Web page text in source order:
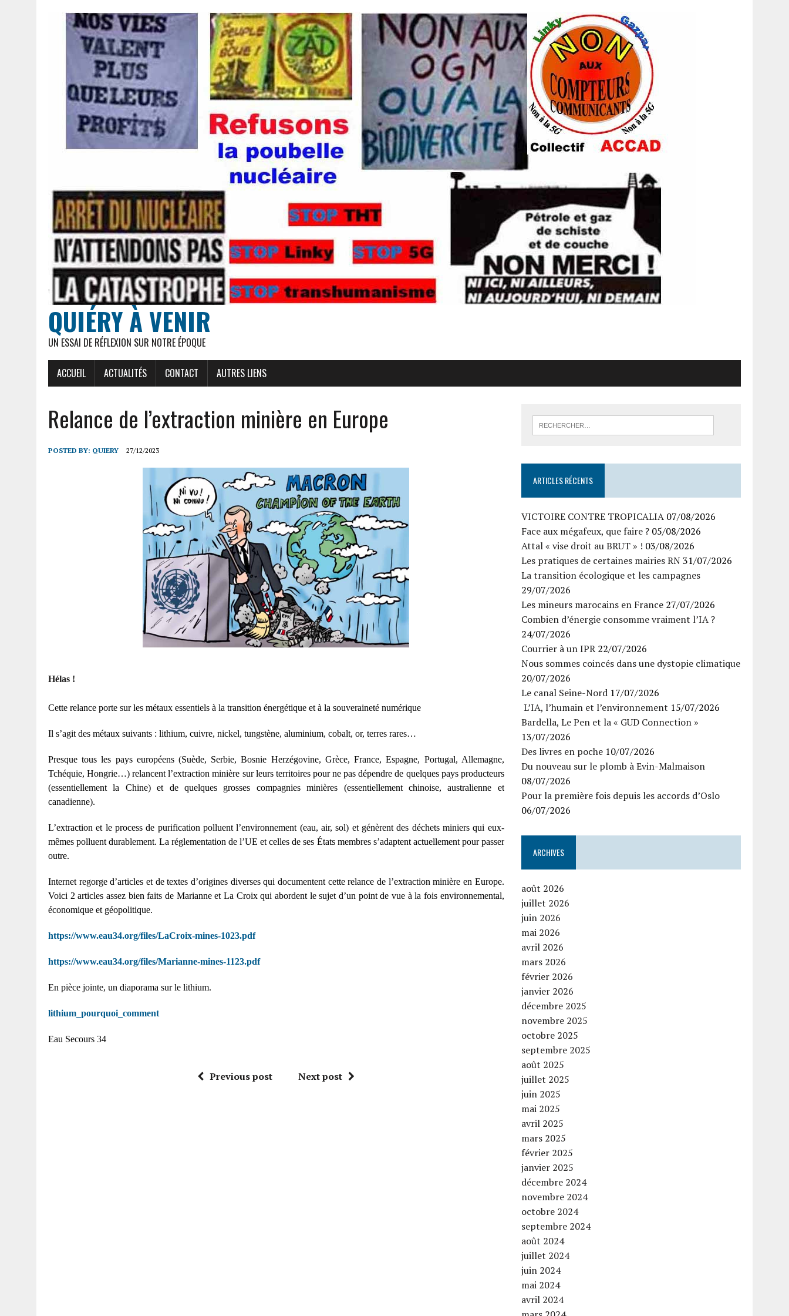
QUIÉRY À VENIR
UN ESSAI DE RÉFLEXION SUR NOTRE ÉPOQUE
ACCUEIL ACTUALITÉS CONTACT AUTRES LIENS
Relance de l’extraction minière en Europe
POSTED BY: QUIERY 27/12/2023
Hélas !
Cette relance porte sur les métaux essentiels à la transition énergétique et à la souveraineté numérique
Il s’agit des métaux suivants : lithium, cuivre, nickel, tungstène, aluminium, cobalt, or, terres rares…
Presque tous les pays européens (Suède, Serbie, Bosnie Herzégovine, Grèce, France, Espagne, Portugal, Allemagne,
Tchéquie, Hongrie…) relancent l’extraction minière sur leurs territoires pour ne pas dépendre de quelques pays producteurs
(essentiellement la Chine) et de quelques grosses compagnies minières (essentiellement chinoise, australienne et
canadienne).
L’extraction et le process de purification polluent l’environnement (eau, air, sol) et génèrent des déchets miniers qui eux-
mêmes polluent durablement. La réglementation de l’UE et celles de ses États membres s’adaptent actuellement pour passer
outre.
Internet regorge d’articles et de textes d’origines diverses qui documentent cette relance de l’extraction minière en Europe.
Voici 2 articles assez bien faits de Marianne et La Croix qui abordent le sujet d’un point de vue à la fois environnemental,
économique et géopolitique.
https://www.eau34.org/files/LaCroix-mines-1023.pdf
https://www.eau34.org/files/Marianne-mines-1123.pdf
En pièce jointe, un diaporama sur le lithium.
lithium_pourquoi_comment
Eau Secours 34
Previous post Next post
ARTICLES RÉCENTS
VICTOIRE CONTRE TROPICALIA 07/08/2026
Face aux mégafeux, que faire ? 05/08/2026
Attal « vise droit au BRUT » ! 03/08/2026
Les pratiques de certaines mairies RN31/07/2026
La transition écologique et les campagnes
29/07/2026
Les mineurs marocains en France 27/07/2026
Combien d’énergie consomme vraiment l’IA ?
24/07/2026
Courrier à un IPR 22/07/2026
Nous sommes coincés dans une dystopie climatique
20/07/2026
Le canal Seine-Nord 17/07/2026
L’IA, l’humain et l’environnement 15/07/2026
Bardella, Le Pen et la « GUD Connection »
13/07/2026
Des livres en poche 10/07/2026
Du nouveau sur le plomb à Evin-Malmaison
08/07/2026
Pour la première fois depuis les accords d’Oslo
06/07/2026
ARCHIVES
août 2026
juillet 2026
juin 2026
mai 2026
avril 2026
mars 2026
février 2026
janvier 2026
décembre 2025
novembre 2025
octobre 2025
septembre 2025
août 2025
juillet 2025
juin 2025
mai 2025
avril 2025
mars 2025
février 2025
janvier 2025
décembre 2024
novembre 2024
octobre 2024
septembre 2024
août 2024
juillet 2024
juin 2024
mai 2024
avril 2024